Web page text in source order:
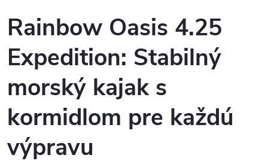
Rainbow Oasis 4.25
Expedition: Stabilný
morský kajak s
kormidlom pre každú
výpravu